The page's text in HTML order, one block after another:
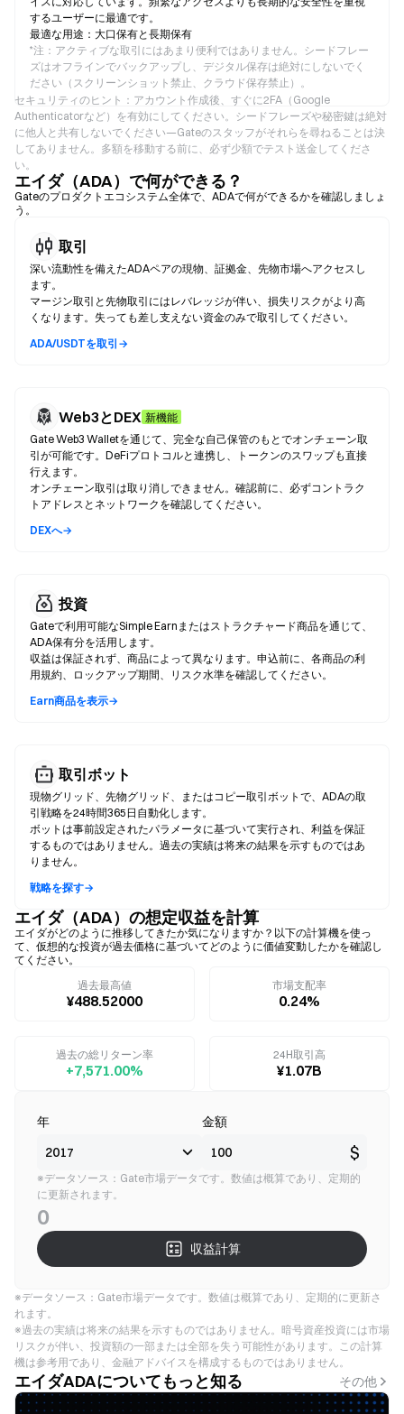
するユーザーに最適です。
最適な用途：大口保有と長期保有
*注：アクティブな取引にはあまり便利ではありません。シードフレー
ズはオフラインでバックアップし、デジタル保存は絶対にしないでく
ださい（スクリーンショット禁止、クラウド保存禁止）。
セキュリティのヒント：アカウント作成後、すぐに2FA（Google
Authenticatorなど）を有効にしてください。シードフレーズや秘密鍵は絶対
に他人と共有しないでください—Gateのスタッフがそれらを尋ねることは決
してありません。多額を移動する前に、必ず少額でテスト送金してくださ
い。
エイダ（ADA）で何ができる？
Gateのプロダクトエコシステム全体で、ADAで何ができるかを確認しましょ
う。
取引
深い流動性を備えたADAペアの現物、証拠金、先物市場へアクセスし
ます。
マージン取引と先物取引にはレバレッジが伴い、損失リスクがより高
くなります。失っても差し支えない資金のみで取引してください。
ADA/USDTを取引→
Web3とDEX 新機能
Gate Web3 Walletを通じて、完全な自己保管のもとでオンチェーン取
引が可能です。DeFiプロトコルと連携し、トークンのスワップも直接
行えます。
オンチェーン取引は取り消しできません。確認前に、必ずコントラク
トアドレスとネットワークを確認してください。
DEXへ→
投資
Gateで利用可能なSimple Earnまたはストラクチャード商品を通じて、
ADA保有分を活用します。
収益は保証されず、商品によって異なります。申込前に、各商品の利
用規約、ロックアップ期間、リスク水準を確認してください。
Earn商品を表示→
取引ボット
現物グリッド、先物グリッド、またはコピー取引ボットで、ADAの取
引戦略を24時間365日自動化します。
ボットは事前設定されたパラメータに基づいて実行され、利益を保証
するものではありません。過去の実績は将来の結果を示すものではあ
りません。
戦略を探す→
エイダ（ADA）の想定収益を計算
エイダがどのように推移してきたか気になりますか？以下の計算機を使っ
て、仮想的な投資が過去価格に基づいてどのように価値変動したかを確認し
てください。
過去最高値
¥488.52000
市場支配率
0.24%
過去の総リターン率
+7,571.00%
24H取引高
¥1.07B
年 金額
$
※データソース：Gate市場データです。数値は概算であり、定期的
に更新されます。
0
収益計算
※データソース：Gate市場データです。数値は概算であり、定期的に更新さ
れます。
※過去の実績は将来の結果を示すものではありません。暗号資産投資には市場
リスクが伴い、投資額の一部または全部を失う可能性があります。この計算
機は参考用であり、金融アドバイスを構成するものではありません。
エイダADAについてもっと知る その他